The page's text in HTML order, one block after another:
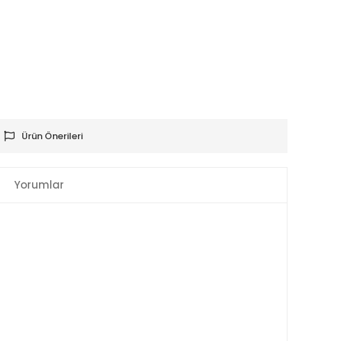
Ürün Önerileri
Yorumlar